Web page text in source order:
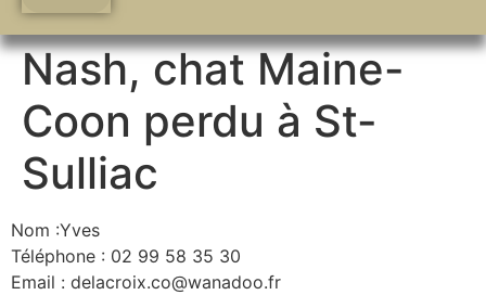
Nash, chat Maine-
Coon perdu à St-
Sulliac
Nom :Yves
Téléphone : 02 99 58 35 30
Email : delacroix.co@wanadoo.fr